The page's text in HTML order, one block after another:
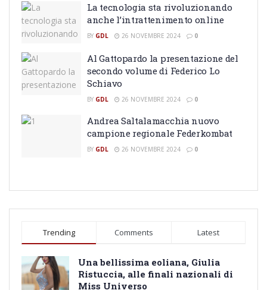
La tecnologia sta rivoluzionando
anche l’intrattenimento online
BY GDL 26 NOVEMBRE 2024 0
Al Gattopardo la presentazione del
secondo volume di Federico Lo
Schiavo
BY GDL 26 NOVEMBRE 2024 0
Andrea Saltalamacchia nuovo
campione regionale Federkombat
BY GDL 26 NOVEMBRE 2024 0
Trending Comments Latest
Una bellissima eoliana, Giulia
Ristuccia, alle finali nazionali di
Miss Universo